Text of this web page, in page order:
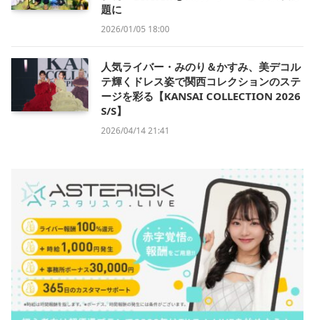
題に
2026/01/05 18:00
人気ライバー・みのり＆かすみ、美デコル
テ輝くドレス姿で関西コレクションのステ
ージを彩る【KANSAI COLLECTION 2026
S/S】
2026/04/14 21:41